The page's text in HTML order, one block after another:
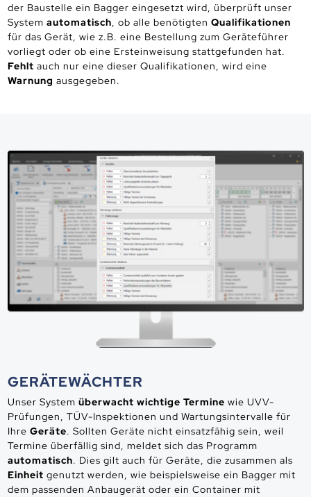
der Baustelle ein Bagger eingesetzt wird, überprüft unser
System automatisch, ob alle benötigten Qualifikationen
für das Gerät, wie z.B. eine Bestellung zum Geräteführer
vorliegt oder ob eine Ersteinweisung stattgefunden hat.
Fehlt auch nur eine dieser Qualifikationen, wird eine
Warnung ausgegeben.
GERÄTEWÄCHTER
Unser System überwacht wichtige Termine wie UVV-
Prüfungen, TÜV-Inspektionen und Wartungsintervalle für
Ihre Geräte. Sollten Geräte nicht einsatzfähig sein, weil
Termine überfällig sind, meldet sich das Programm
automatisch. Dies gilt auch für Geräte, die zusammen als
Einheit genutzt werden, wie beispielsweise ein Bagger mit
dem passenden Anbaugerät oder ein Container mit